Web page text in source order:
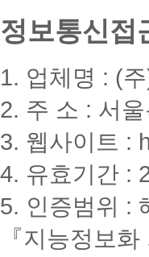
자
(모
강
목
수)
불
가
여,
높
은
할
율
적
용
됩
니
정보통신접
1. 업체명 : (
2. 주 소 : 서
3. 웹사이트 :
4. 유효기간 :
5. 인증범위 :
『지능정보